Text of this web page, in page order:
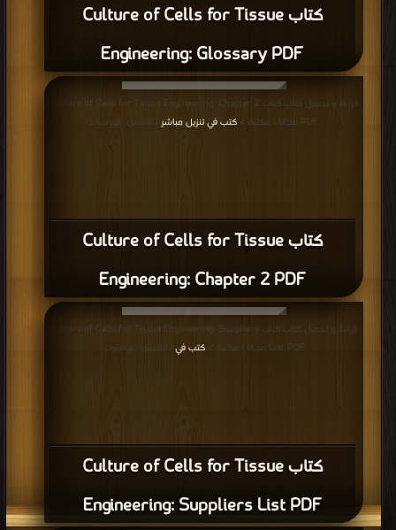
كتاب Culture of Cells for Tissue
Engineering: Glossary PDF
كتاب Culture of Cells for Tissue
Engineering: Chapter 2 PDF
قراءة و تحميل كتاب كتاب Culture of Cells for Tissue Engineering: Chapter 2
PDF مجانا | مكتبة >
كتب في تنزيل مباشر | التحميل : مرة/مرات
كتاب Culture of Cells for Tissue
Engineering: Suppliers List PDF
قراءة و تحميل كتاب كتاب Culture of Cells for Tissue Engineering: Suppliers
List PDF مجانا | مكتبة >
كتب في | التحميل : مرة/مرات